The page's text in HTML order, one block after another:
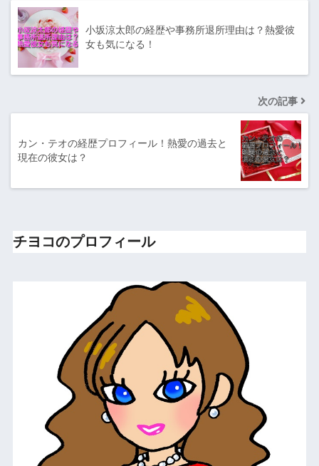
小坂涼太郎の経歴や事務所退所理由は？熱愛彼
女も気になる！
次の記事
カン・テオの経歴プロフィール！熱愛の過去と
現在の彼女は？
チヨコのプロフィール